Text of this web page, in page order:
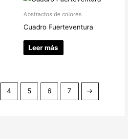
Abstractos de colores
Cuadro Fuerteventura
Leer más
4 5 6 7 →